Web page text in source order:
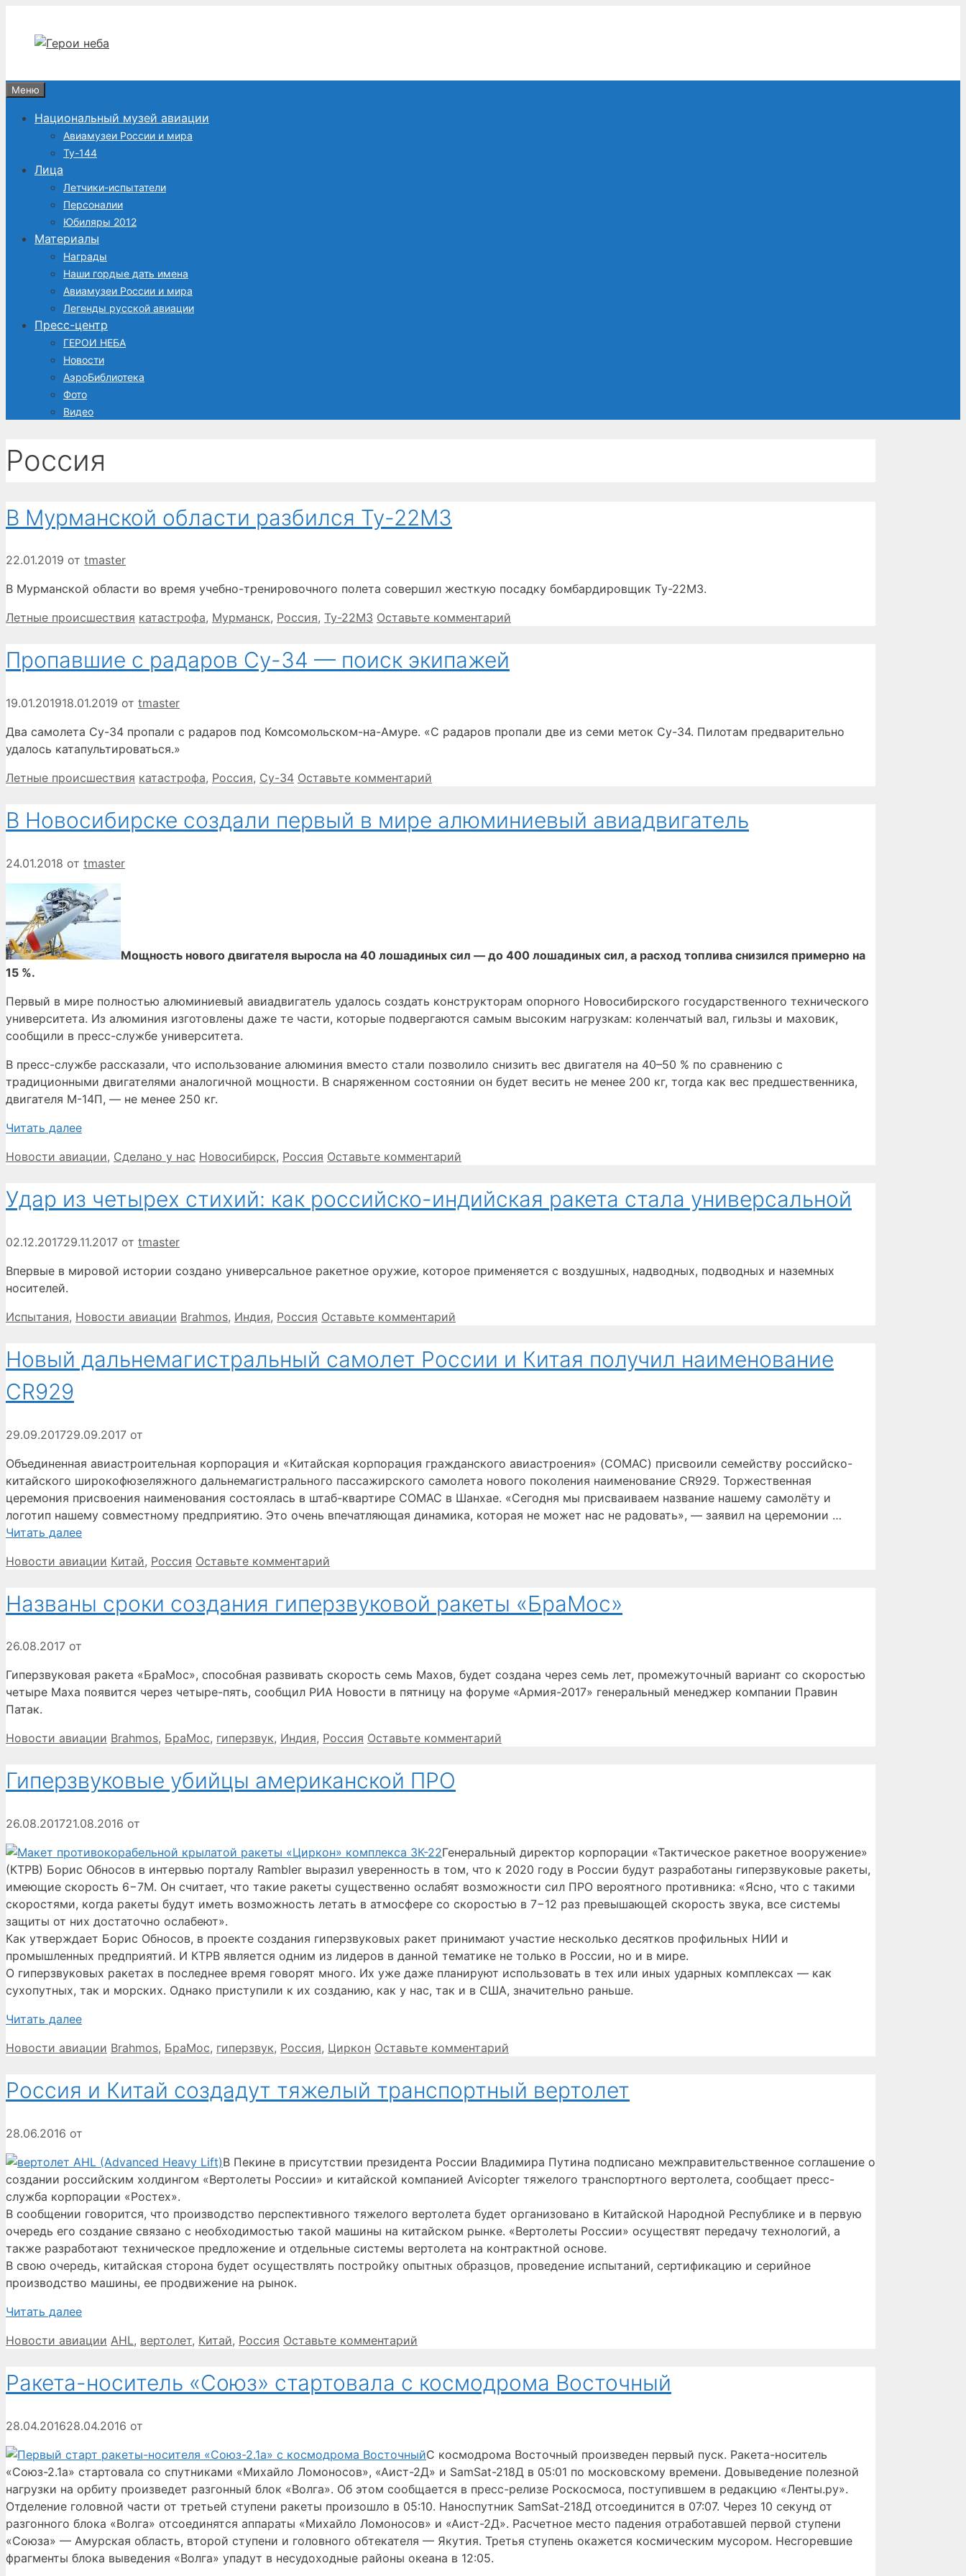
содержимому
Меню
Национальный музей авиации
Авиамузеи России и мира
Ту-144
Лица
Летчики-испытатели
Персоналии
Юбиляры 2012
Материалы
Награды
Наши гордые дать имена
Авиамузеи России и мира
Легенды русской авиации
Пресс-центр
ГЕРОИ НЕБА
Новости
АэроБиблиотека
Фото
Видео
Россия
В Мурманской области разбился Ту-22М3
22.01.2019 от tmaster
В Мурманской области во время учебно-тренировочного полета совершил жесткую посадку бомбардировщик Ту-22М3.
Рубрики
Летные происшествия Метки
катастрофа, Мурманск, Россия, Ту-22М3 Оставьте комментарий
Пропавшие с радаров Су-34 — поиск экипажей
19.01.201918.01.2019 от tmaster
Два самолета Су-34 пропали с радаров под Комсомольском-на-Амуре. «С радаров пропали две из семи меток Су-34. Пилотам предварительно
удалось катапультироваться.»
Рубрики
Летные происшествия Метки
катастрофа, Россия, Су-34 Оставьте комментарий
В Новосибирске создали первый в мире алюминиевый авиадвигатель
24.01.2018 от tmaster
Мощность нового двигателя выросла на 40 лошадиных сил — до 400 лошадиных сил, а расход топлива снизился примерно на
15 %.
Первый в мире полностью алюминиевый авиадвигатель удалось создать конструкторам опорного Новосибирского государственного технического
университета. Из алюминия изготовлены даже те части, которые подвергаются самым высоким нагрузкам: коленчатый вал, гильзы и маховик,
сообщили в пресс-службе университета.
В пресс-службе рассказали, что использование алюминия вместо стали позволило снизить вес двигателя на 40–50 % по сравнению с
традиционными двигателями аналогичной мощности. В снаряженном состоянии он будет весить не менее 200 кг, тогда как вес предшественника,
двигателя М-14П, — не менее 250 кг.
Читать далее
Рубрики
Новости авиации, Сделано у нас Метки
Новосибирск, Россия Оставьте комментарий
Удар из четырех стихий: как российско-индийская ракета стала универсальной
02.12.201729.11.2017 от tmaster
Впервые в мировой истории создано универсальное ракетное оружие, которое применяется с воздушных, надводных, подводных и наземных
носителей.
Рубрики
Испытания, Новости авиации Метки
Brahmos, Индия, Россия Оставьте комментарий
Новый дальнемагистральный самолет России и Китая получил наименование
CR929
29.09.201729.09.2017 от
Объединенная авиастроительная корпорация и «Китайская корпорация гражданского авиастроения» (COMAC) присвоили семейству российско-
китайского широкофюзеляжного дальнемагистрального пассажирского самолета нового поколения наименование CR929. Торжественная
церемония присвоения наименования состоялась в штаб-квартире СОМАС в Шанхае. «Сегодня мы присваиваем название нашему самолёту и
логотип нашему совместному предприятию. Это очень впечатляющая динамика, которая не может нас не радовать», — заявил на церемонии …
Читать далее
Рубрики
Новости авиации Метки
Китай, Россия Оставьте комментарий
Названы сроки создания гиперзвуковой ракеты «БраМос»
26.08.2017 от
Гиперзвуковая ракета «БраМос», способная развивать скорость семь Махов, будет создана через семь лет, промежуточный вариант со скоростью
четыре Маха появится через четыре-пять, сообщил РИА Новости в пятницу на форуме «Армия-2017» генеральный менеджер компании Правин
Патак.
Рубрики
Новости авиации Метки
Brahmos, БраМос, гиперзвук, Индия, Россия Оставьте комментарий
Гиперзвуковые убийцы американской ПРО
26.08.201721.08.2016 от
Генеральный директор корпорации «Тактическое ракетное вооружение»
(КТРВ) Борис Обносов в интервью порталу Rambler выразил уверенность в том, что к 2020 году в России будут разработаны гиперзвуковые ракеты,
имеющие скорость 6−7М. Он считает, что такие ракеты существенно ослабят возможности сил ПРО вероятного противника: «Ясно, что с такими
скоростями, когда ракеты будут иметь возможность летать в атмосфере со скоростью в 7−12 раз превышающей скорость звука, все системы
защиты от них достаточно ослабеют».
Как утверждает Борис Обносов, в проекте создания гиперзвуковых ракет принимают участие несколько десятков профильных НИИ и
промышленных предприятий. И КТРВ является одним из лидеров в данной тематике не только в России, но и в мире.
О гиперзвуковых ракетах в последнее время говорят много. Их уже даже планируют использовать в тех или иных ударных комплексах — как
сухопутных, так и морских. Однако приступили к их созданию, как у нас, так и в США, значительно раньше.
Читать далее
Рубрики
Новости авиации Метки
Brahmos, БраМос, гиперзвук, Россия, Циркон Оставьте комментарий
Россия и Китай создадут тяжелый транспортный вертолет
28.06.2016 от
В Пекине в присутствии президента России Владимира Путина подписано межправительственное соглашение о
создании российским холдингом «Вертолеты России» и китайской компанией Avicopter тяжелого транспортного вертолета, сообщает пресс-
служба корпорации «Ростех».
В сообщении говорится, что производство перспективного тяжелого вертолета будет организовано в Китайской Народной Республике и в первую
очередь его создание связано с необходимостью такой машины на китайском рынке. «Вертолеты России» осуществят передачу технологий, а
также разработают техническое предложение и отдельные системы вертолета на контрактной основе.
В свою очередь, китайская сторона будет осуществлять постройку опытных образцов, проведение испытаний, сертификацию и серийное
производство машины, ее продвижение на рынок.
Читать далее
Рубрики
Новости авиации Метки
AHL, вертолет, Китай, Россия Оставьте комментарий
Ракета-носитель «Союз» стартовала с космодрома Восточный
28.04.201628.04.2016 от
С космодрома Восточный произведен первый пуск. Ракета-носитель
«Союз-2.1а» стартовала со спутниками «Михайло Ломоносов», «Аист-2Д» и SamSat-218Д в 05:01 по московскому времени. Довыведение полезной
нагрузки на орбиту произведет разгонный блок «Волга». Об этом сообщается в пресс-релизе Роскосмоса, поступившем в редакцию «Ленты.ру».
Отделение головной части от третьей ступени ракеты произошло в 05:10. Наноспутник SamSat-218Д отсоединится в 07:07. Через 10 секунд от
разгонного блока «Волга» отсоединятся аппараты «Михайло Ломоносов» и «Аист-2Д». Расчетное место падения отработавшей первой ступени
«Союза» — Амурская область, второй ступени и головного обтекателя — Якутия. Третья ступень окажется космическим мусором. Несгоревшие
фрагменты блока выведения «Волга» упадут в несудоходные районы океана в 12:05.